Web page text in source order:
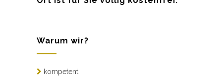
Warum wir?
kompetent